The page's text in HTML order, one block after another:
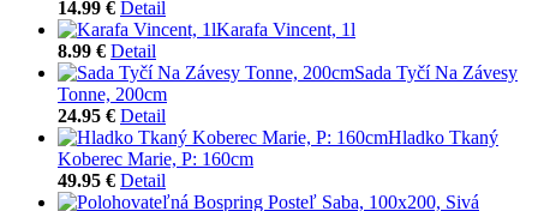
14.99 € Detail
Karafa Vincent, 1l
8.99 € Detail
Sada Tyčí Na Závesy
Tonne, 200cm
24.95 € Detail
Hladko Tkaný
Koberec Marie, P: 160cm
49.95 € Detail